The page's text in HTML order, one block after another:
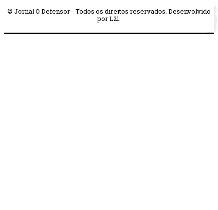
© Jornal O Defensor - Todos os direitos reservados. Desenvolvido
por L21.